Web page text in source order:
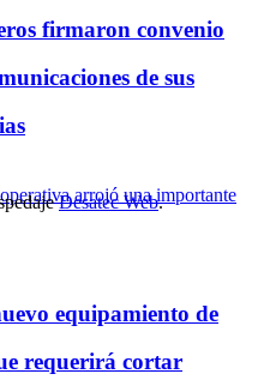
firmaron convenio
de sus
equipamiento de
requerirá cortar
Desatec Web.